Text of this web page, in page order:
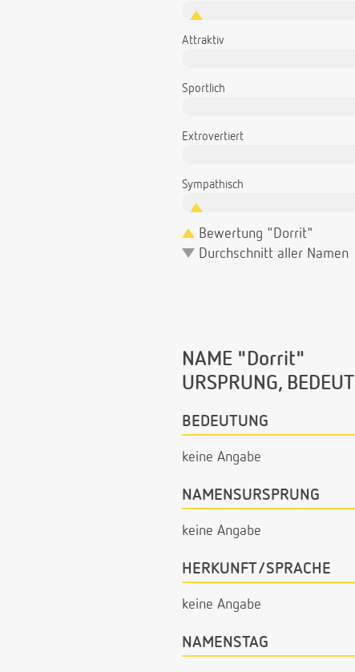
Attraktiv
Sportlich
Extrovertiert
Sympathisch
Bewertung "Dorrit"
Durchschnitt aller Namen
NAME "Dorrit"
URSPRUNG,
BEDEUTUNG
keine Angabe
NAMENSURSPRUNG
keine Angabe
HERKUNFT/SPRACHE
keine Angabe
NAMENSTAG